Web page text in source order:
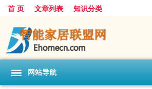
首 页 文章列表 知识分类
网站导航